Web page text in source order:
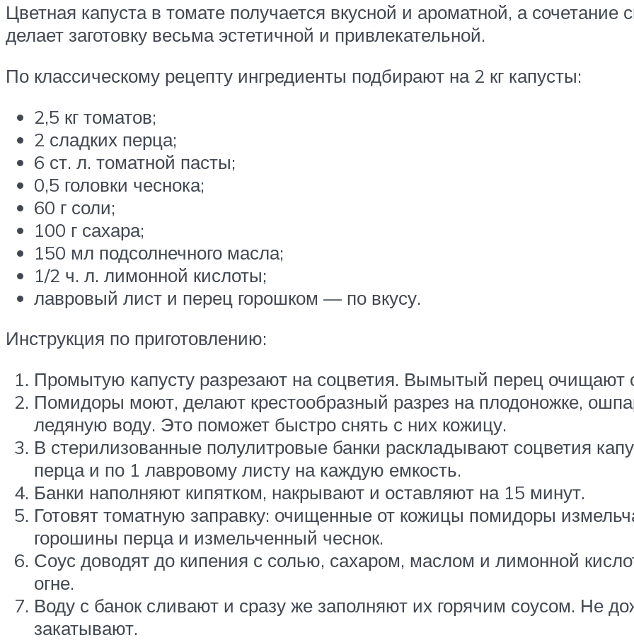
Цветная капуста в томате получается вкусной и ароматной, а сочетание
делает заготовку весьма эстетичной и привлекательной.
По классическому рецепту ингредиенты подбирают на 2 кг капусты:
2,5 кг томатов;
2 сладких перца;
6 ст. л. томатной пасты;
0,5 головки чеснока;
60 г соли;
100 г сахара;
150 мл подсолнечного масла;
1/2 ч. л. лимонной кислоты;
лавровый лист и перец горошком — по вкусу.
Инструкция по приготовлению:
Промытую капусту разрезают на соцветия. Вымытый перец очищают
Помидоры моют, делают крестообразный разрез на плодоножке,
ледяную воду. Это поможет быстро снять с них кожицу.
В стерилизованные полулитровые банки раскладывают соцветия
перца и по 1 лавровому листу на каждую емкость.
Банки наполняют кипятком, накрывают и оставляют на 15 минут.
Готовят томатную заправку: очищенные от кожицы помидоры
горошины перца и измельченный чеснок.
Соус доводят до кипения с солью, сахаром, маслом и лимонной
огне.
Воду с банок сливают и сразу же заполняют их горячим соусом. Не
закатывают.